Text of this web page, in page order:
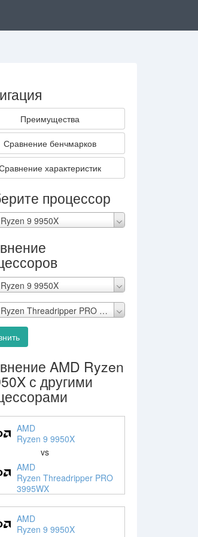
Преимущества
Сравнение бенчмарков
характеристик
процессор
9 9950X
9 9950X
AMD Ryzen Threadripper PRO 3995WX
AMD Ryzen
с другими
AMD
Ryzen 9 9950X
vs
AMD
Ryzen Threadripper PRO
3995WX
AMD
Ryzen 9 9950X